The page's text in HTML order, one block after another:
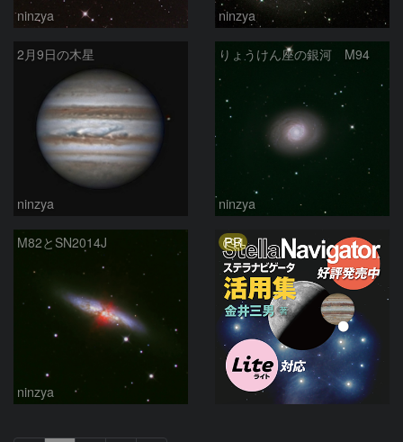
ninzya ninzya
2月9日の木星
ninzya
りょうけん座の銀河 M94
ninzya
M82とSN2014J
ninzya
PR